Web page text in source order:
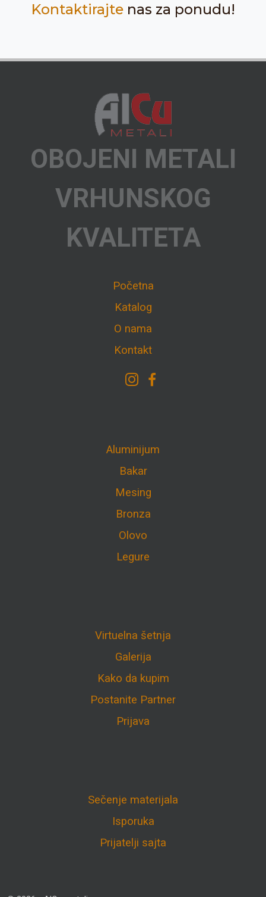
Kontaktirajtenas za ponudu!
OBOJENI METALI
VRHUNSKOG
KVALITETA
Početna
Katalog
O nama
Kontakt
Aluminijum
Bakar
Mesing
Bronza
Olovo
Legure
Virtuelna šetnja
Galerija
Kako da kupim
Postanite Partner
Prijava
Sečenje materijala
Isporuka
Prijatelji sajta